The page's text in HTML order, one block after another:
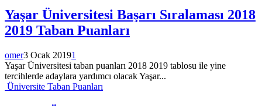
Yaşar Üniversitesi Başarı Sıralaması 2018
2019 Taban Puanları
omer3 Ocak 20191
Yaşar Üniversitesi taban puanları 2018 2019 tablosu ile yine
tercihlerde adaylara yardımcı olacak Yaşar...
Üniversite Taban Puanları